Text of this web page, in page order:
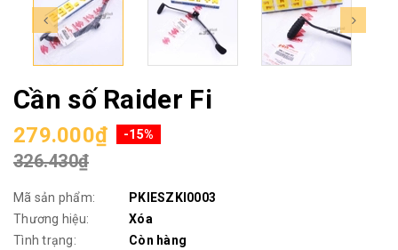
Cần số Raider Fi
279.000₫ -15%
326.430₫
Mã sản phẩm:
PKIESZKI0003
Thương hiệu:
Xóa
Tình trạng:
Còn hàng